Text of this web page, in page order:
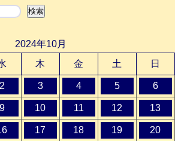
検索
2024年10月
木 金 土 日
2 3 4 5 6
9 10 11 12 13
17 18 19 20